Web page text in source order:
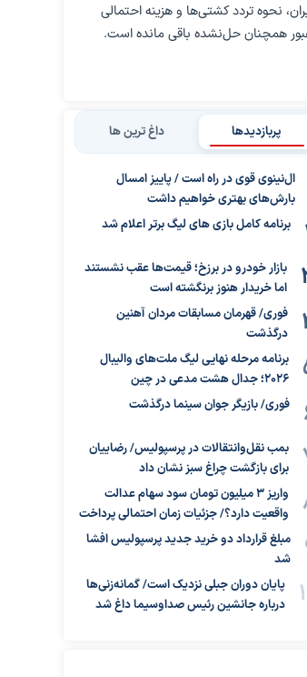
نحوه تردد کشتی‌ها و هزینه احتمالی
همچنان حل‌نشده باقی مانده است.
پربازدیدها داغ ترین ها
ال‌نینوی قوی در راه است / پاییز امسال
بارش‌های بهتری خواهیم داشت
برنامه کامل بازی های لیگ برتر اعلام شد
بازار خودرو در برزخ؛ قیمت‌ها عقب نشستند
اما خریدار هنوز برنگشته است
فوری/ قهرمان مسابقات مردان آهنین
درگذشت
برنامه مرحله نهایی لیگ ملت‌های والیبال
۲۰۲۶؛ جدال هشت مدعی در چین
فوری/ بازیگر جوان سینما درگذشت
بمب نقل‌وانتقالات در پرسپولیس/ رضاییان
برای بازگشت چراغ سبز نشان داد
واریز ۳ میلیون تومان سود سهام عدالت
واقعیت دارد؟/ جزئیات زمان احتمالی پرداخت
مبلغ قرارداد دو خرید جدید پرسپولیس افشا
شد
پایان دوران جبلی نزدیک است/ گمانه‌زنی‌ها
درباره جانشین رئیس صداوسیما داغ شد